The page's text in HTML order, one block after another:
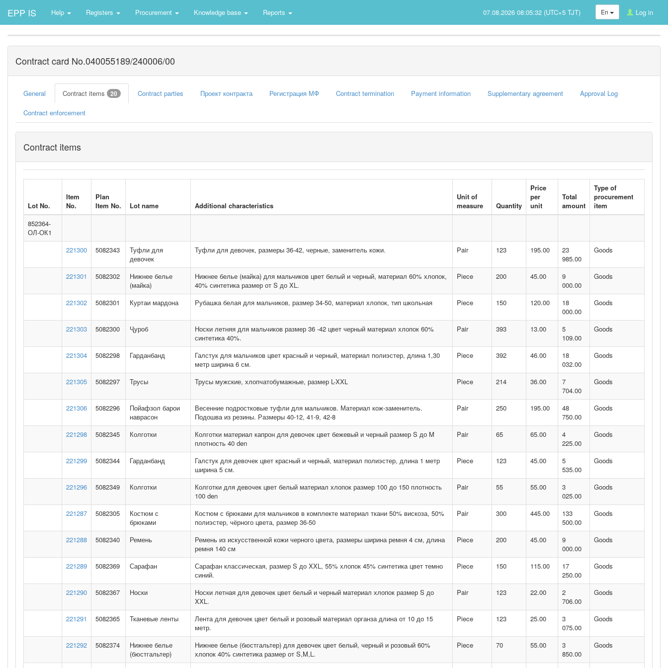
EPP IS Help Registers Procurement Knowledge base Reports En Log in
07.08.2026 08:05:32 (UTC+5 TJT)
Contract card No.040055189/240006/00
General Contract items 20 Contract parties Проект контракта Регистрация МФ Contract termination Payment information Supplementary agreement Approval Log
Contract enforcement
Contract items
Lot No.
Item
No.
Plan
Item No.
Lot name Additional characteristics
Unit of
measure
Quantity
Price
per
unit
Total
amount
Type of
procurement
item
852364-
ОЛ-ОК1
221300
5082343
Туфли для
девочек
Туфли для девочек, размеры 36-42, черные, заменитель кожи. Pair 123 195.00
23
985.00
Goods
221301 5082302
Нижнее белье
(майка)
Нижнее белье (майка) для мальчиков цвет белый и черный, материал 60% хлопок,
40% синтетика размер от S до XL.
Piece 200 45.00
9
000.00
Goods
221302 5082301 Куртаи мардона Рубашка белая для мальчиков, размер 34-50, материал хлопок, тип школьная Piece 150 120.00
18
000.00
Goods
221303 5082300 Ҷуроб
Носки летняя для мальчиков размер 36 -42 цвет черный материал хлопок 60%
синтетика 40%.
Pair 393 13.00
5
109.00
Goods
221304 5082298 Гарданбанд
Галстук для мальчиков цвет красный и черный, материал полиэстер, длина 1,30
метр ширина 6 см.
Piece 392 46.00
18
032.00
Goods
221305 5082297 Трусы Трусы мужские, хлопчатобумажные, размер L-XXL Piece 214 36.00
7
704.00
Goods
221306 5082296
Пойафзол барои
наврасон
Весенние подростковые туфли для мальчиков. Материал кож-заменитель.
Подошва из резины. Размеры 40-12, 41-9, 42-8
Pair 250 195.00
48
750.00
Goods
221298 5082345 Колготки
Колготки материал капрон для девочек цвет бежевый и черный размер S до M
плотность 40 den
Pair 65 65.00
4
225.00
Goods
221299 5082344 Гарданбанд
Галстук для девочек цвет красный и черный, материал полиэстер, длина 1 метр
ширина 5 см.
Piece 123 45.00
5
535.00
Goods
221296 5082349 Колготки
Колготки для девочек цвет белый материал хлопок размер 100 до 150 плотность
100 den
Pair 55 55.00
3
025.00
Goods
221287 5082305
Костюм с
брюками
Костюм с брюками для мальчиков в комплекте материал ткани 50% вискоза, 50%
полиэстер, чёрного цвета, размер 36-50
Pair 300 445.00
133
500.00
Goods
221288 5082340 Ремень
Ремень из искусственной кожи черного цвета, размеры ширина ремня 4 см, длина
ремня 140 см
Piece 200 45.00
9
000.00
Goods
221289 5082369 Сарафан
Сарафан классическая, размер S до XXL, 55% хлопок 45% синтетика цвет темно
синий.
Piece 150 115.00
17
250.00
Goods
221290 5082367 Носки
Носки летная для девочек цвет белый и черный материал хлопок размер S до
XXL.
Pair 123 22.00
2
706.00
Goods
221291 5082365 Тканевые ленты
Лента для девочек цвет белый и розовый материал органза длина от 10 до 15
метр.
Piece 123 25.00
3
075.00
Goods
221292 5082374
Нижнее белье
(бюстгальтер)
Нижнее белье (бюстгальтер) для девочек цвет белый, черный и розовый 60%
хлопок 40% синтетика размер от S,M,L.
Piece 70 55.00
3
850.00
Goods